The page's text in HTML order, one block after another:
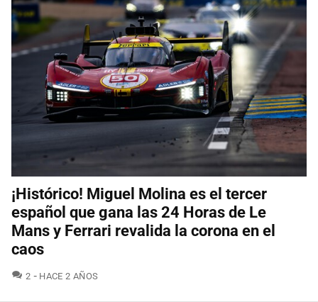
¡Histórico! Miguel Molina es el tercer
español que gana las 24 Horas de Le
Mans y Ferrari revalida la corona en el
caos
2 COMENTARIOS
HACE 2 AÑOS